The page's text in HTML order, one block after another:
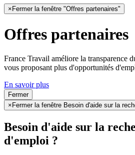
× Fermer la fenêtre "Offres partenaires"
Offres partenaires
France Travail améliore la transparence
vous proposant plus d'opportunités
En savoir plus
Fermer
× Fermer la fenêtre Besoin d'aide sur la
Besoin d'aide sur la
d'emploi ?